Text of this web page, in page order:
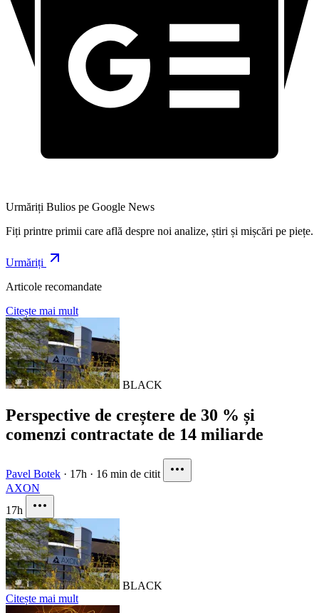
Urmăriți Bulios pe Google News
Fiți printre primii care află despre noi analize, știri și mișcări pe piețe.
Urmăriți
Articole recomandate
Citește mai mult
BLACK
Perspective de creștere de 30 % și
comenzi contractate de 14 miliarde
Pavel Botek · 17h · 16 min de citit
AXON
17h
BLACK
Citește mai mult